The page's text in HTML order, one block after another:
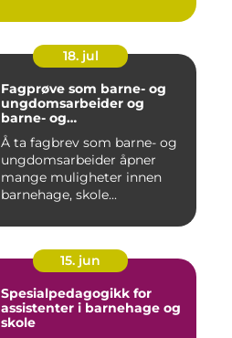
18. jul
Fagprøve som barne- og
ungdomsarbeider og
barne- og
ungdomsarbeiderfaget VG
Å ta fagbrev som barne- og
ungdomsarbeider åpner
mange muligheter innen
barnehage, skole...
15. jun
Spesialpedagogikk for
assistenter i barnehage og
skole